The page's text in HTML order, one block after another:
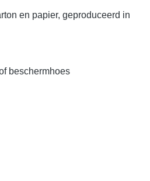
en papier, geproduceerd in
beschermhoes